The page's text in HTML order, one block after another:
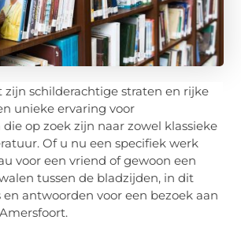
zijn schilderachtige straten en rijke
unieke ervaring voor
op zoek zijn naar zowel klassieke
Of u nu een specifiek werk
voor een vriend of gewoon een
tussen de bladzijden, in dit
antwoorden voor een bezoek aan